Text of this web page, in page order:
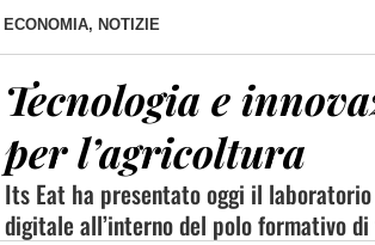
ECONOMIA, NOTIZIE
Tecnologia e
per l’agricoltura
Its Eat ha presentato oggi il
digitale all’interno del polo formativo di